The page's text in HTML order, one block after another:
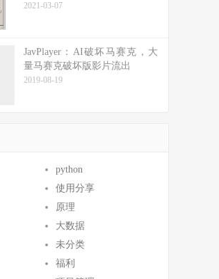
2021-03-07
JavPlayer：AI破坏马赛克，大
量马赛克破坏版影片流出
2019-08-19
python
使用分享
原理
大数据
未分类
福利